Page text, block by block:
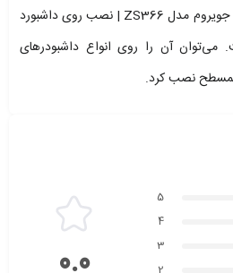
ویژگی بارز هولدر مگنتی خودرو جویروم مدل ZS366 | نصب روی داشبورد
می‌توان آن را روی انواع داشبودرهای
نصب کرد.
5
4
3
2
0.0